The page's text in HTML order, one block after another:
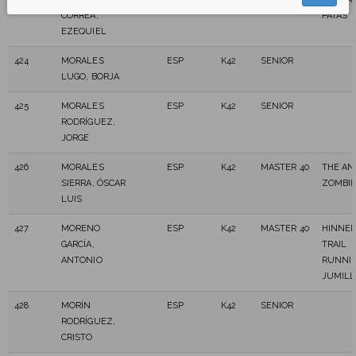
CORREA,
EZEQUIEL
PATAS
424
MORALES
LUGO, BORJA
ESP K42 SENIOR
425
MORALES
RODRÍGUEZ,
JORGE
ESP K42 SENIOR
426
MORALES
SIERRA, ÓSCAR
LUIS
ESP K42 MASTER 40
THE
ZOMBIE
427
MORENO
GARCÍA,
ANTONIO
ESP K42 MASTER 40
TRAIL
428
MORÍN
RODRÍGUEZ,
CRISTO
ESP K42 SENIOR